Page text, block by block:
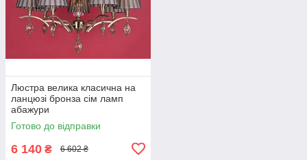
Люстра велика класична на
ланцюзі бронза сім ламп
абажури
Готово до відправки
6 140 ₴ 6 602 ₴